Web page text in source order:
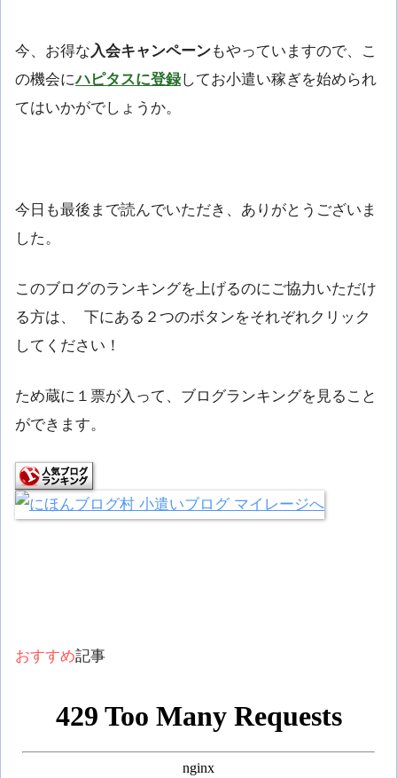
今、お得な入会キャンペーンもやっていますので、こ
の機会にハピタスに登録してお小遣い稼ぎを始められ
てはいかがでしょうか。
今日も最後まで読んでいただき、ありがとうございま
した。
このブログのランキングを上げるのにご協力いただけ
る方は、 下にある２つのボタンをそれぞれクリック
してください！
ため蔵に１票が入って、ブログランキングを見ること
ができます。
おすすめ記事